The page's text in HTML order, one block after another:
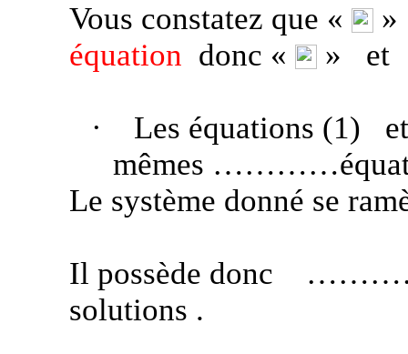
Vous constatez que «
»
équation donc « » et
· Les équations (1)
mêmes
Le système donné se
Il possède donc
solutions .